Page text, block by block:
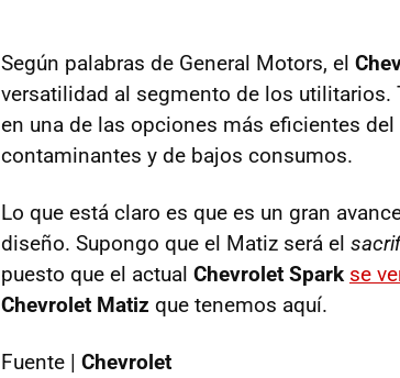
Según palabras de General Motors, el
versatilidad al segmento de los utilitarios.
en una de las opciones más eficientes
contaminantes y de bajos consumos.
Lo que está claro es que es un gran
diseño. Supongo que el Matiz será el
puesto que el actual Chevrolet Spark se
Chevrolet Matiz que tenemos aquí.
Fuente | Chevrolet